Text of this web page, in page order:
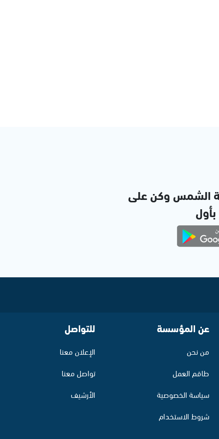
الشمس وكن على
بأول
عن المؤسسة
من نحن
طاقم العمل
سياسة الخصوصية
شروط الاستخدام
للتواصل
الإعلان معنا
تواصل معنا
الأرشيف